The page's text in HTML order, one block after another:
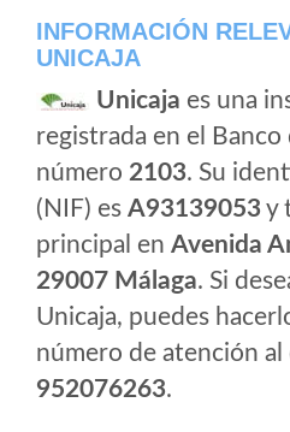
INFORMACIÓN
UNICAJA
Unicaja es una
registrada en el Banco
número 2103. Su
(NIF) es A93139053y
principal en Avenida
29007 Málaga. Si
Unicaja, puedes
número de atención
952076263.